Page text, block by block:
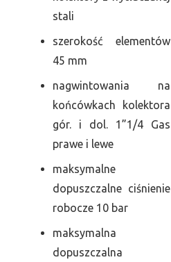
stali
szerokość elementów
45 mm
nagwintowania na
końcówkach kolektora
gór. i dol. 1”1/4 Gas
prawe i lewe
maksymalne
dopuszczalne ciśnienie
robocze 10 bar
maksymalna
dopuszczalna